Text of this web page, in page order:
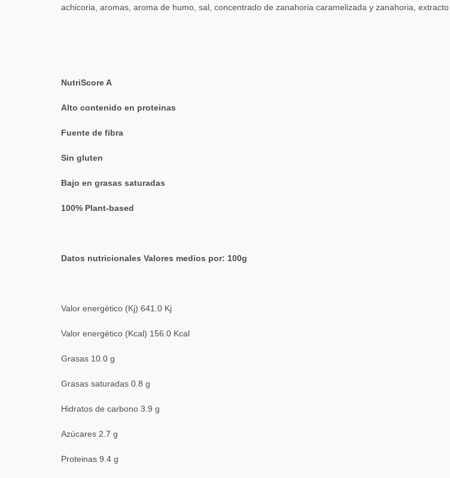
achicoria, aromas, aroma de humo, sal, concentrado de zanahoria caramelizada y zanahoria,
NutriScore A
Alto contenido en proteinas
Fuente de fibra
Sin gluten
Bajo en grasas saturadas
100% Plant-based
Datos nutricionales Valores medios por: 100g
Valor energético (Kj) 641.0 Kj
Valor energético (Kcal) 156.0 Kcal
Grasas 10.0 g
Grasas saturadas 0.8 g
Hidratos de carbono 3.9 g
Azúcares 2.7 g
Proteinas 9.4 g